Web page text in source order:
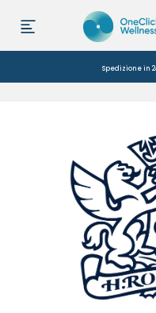
Spedizione in